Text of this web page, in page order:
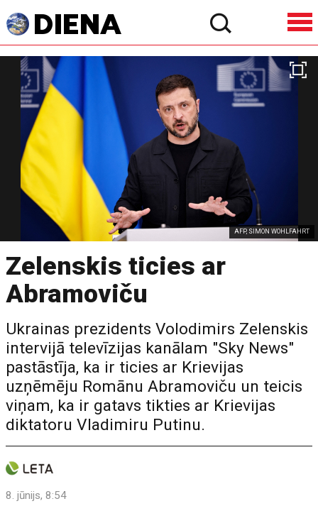
AFP, SIMON WOHLFAHRT
Zelenskis ticies ar
Abramoviču
Ukrainas prezidents Volodimirs Zelenskis
intervijā televīzijas kanālam "Sky News"
pastāstīja, ka ir ticies ar Krievijas
uzņēmēju Romānu Abramoviču un teicis
viņam, ka ir gatavs tikties ar Krievijas
diktatoru Vladimiru Putinu.
8. jūnijs, 8:54